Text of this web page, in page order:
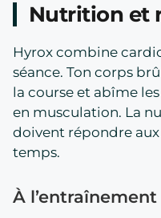
Nutrition et
Hyrox combine
séance. Ton corps
la course et abîme
en musculation. La
doivent répondre
temps.
À l’entraînement